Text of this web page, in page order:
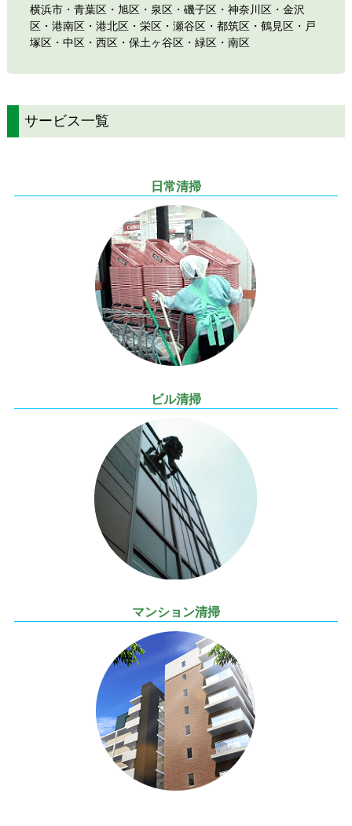
横浜市・ 青葉区・旭区・泉区・磯子区・ 神奈川区・金沢
区・港南区・ 港北区・栄区・瀬谷区・都筑区・ 鶴見区・戸
塚区・中区・西区・ 保土ヶ谷区・緑区・ 南区
サービス一覧
日常清掃
ビル清掃
マンション清掃